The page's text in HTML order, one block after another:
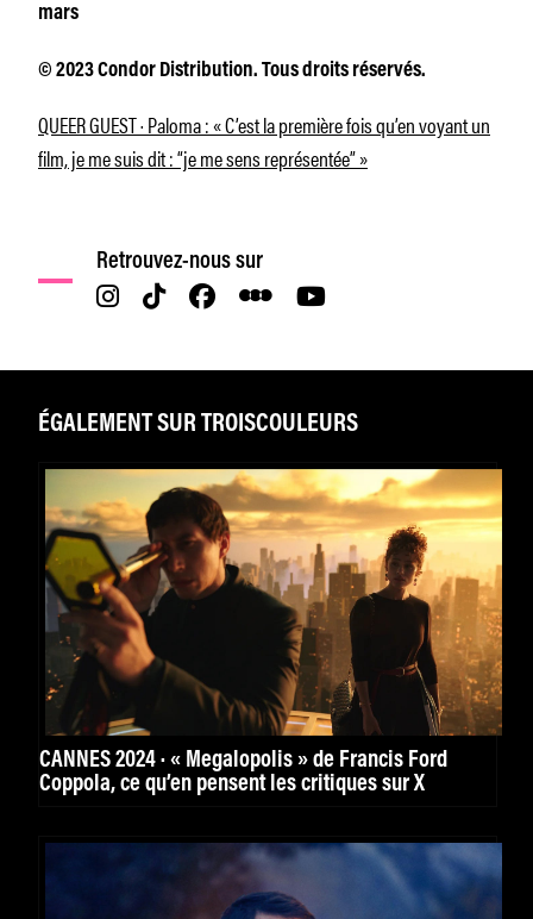
mars
© 2023 Condor Distribution. Tous droits réservés.
QUEER GUEST · Paloma : « C’est la première fois qu’en voyant un
film, je me suis dit : “je me sens représentée” »
Retrouvez-nous sur
ÉGALEMENT SUR TROISCOULEURS
CANNES 2024 · « Megalopolis » de Francis Ford
Coppola, ce qu’en pensent les critiques sur X